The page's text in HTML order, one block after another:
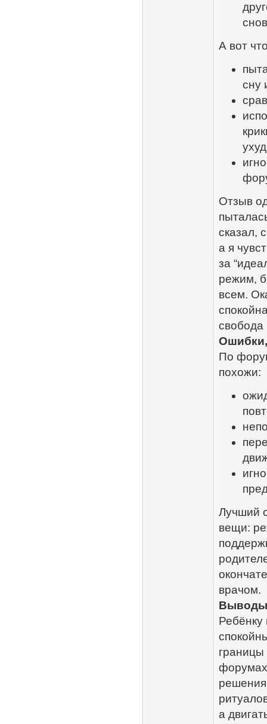
А вот
сну
Отзыв
сказал,
а я
за
режим,
всем.
свобода
По
похожи:
Лучший
вещи:
врачом.
Выводы:
границы
форумах
а